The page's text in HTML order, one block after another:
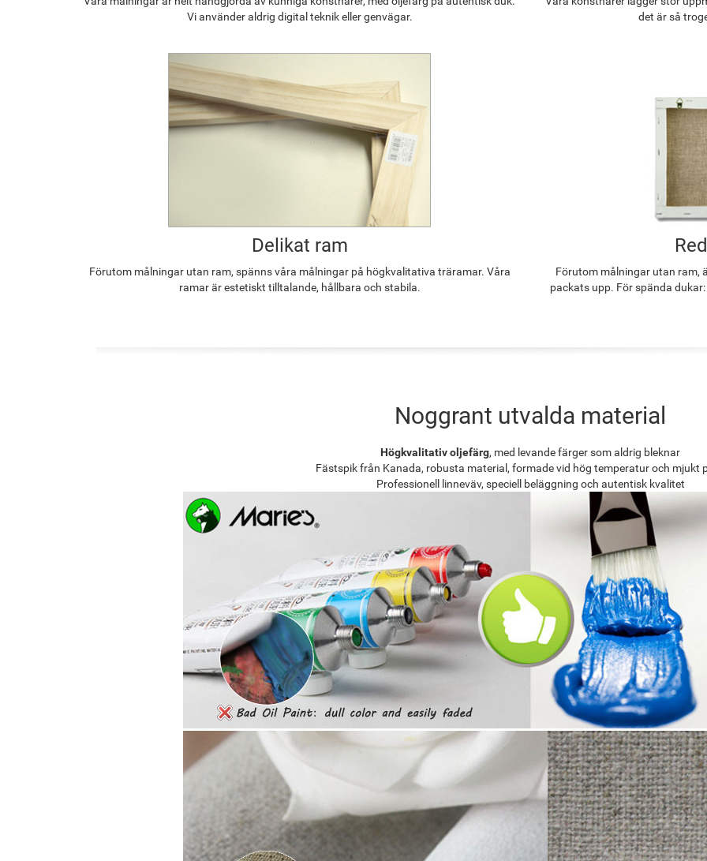
Vi använder aldrig digital teknik eller genvägar.
det är så
Delikat ram
Förutom målningar utan ram, spänns våra målningar på högkvalitativa träramar. Våra
ramar är estetiskt tilltalande, hållbara och stabila.
Förutom målningar utan ram,
packats upp. För spända
Noggrant utvalda material
Högkvalitativ oljefärg, med levande färger som aldrig bleknar
Fästspik från Kanada, robusta material, formade vid hög temperatur och mjukt
Professionell linneväv, speciell beläggning och autentisk kvalitet